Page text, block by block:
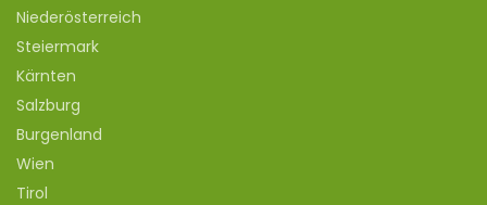
Niederösterreich
Steiermark
Kärnten
Salzburg
Burgenland
Wien
Tirol